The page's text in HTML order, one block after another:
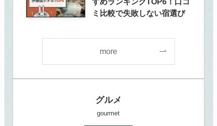
ミ比較で失敗しない宿選び
more
グルメ
gourmet